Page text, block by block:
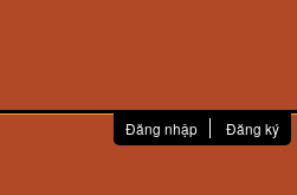
Đăng nhập Đăng ký